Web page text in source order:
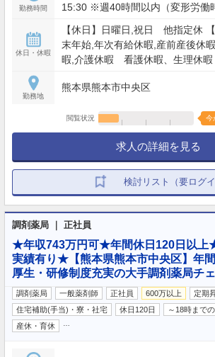
勤務時間
15:30 ※週40時間以内（変形労働
休日・休暇
【休日】日曜日,祝日 他指定休
末年始,年次有給休暇,産前産後休
暇,介護休暇 看護休暇、生理休暇
勤務地
熊本県熊本市中央区
閲覧状況 今
求人の詳細を見る
検討リスト（要ログイ
調剤薬局 ｜ 正社員
★年収743万円可★年間休日120日以上
実績有り★【熊本県熊本市中央区】年
厚生・研修制度充実の大手調剤薬局チ
調剤薬局 一般薬剤師 正社員 600万以上
定期
住宅補助(手当)・寮・社宅
休日120日 ～18時まで
産休・育休